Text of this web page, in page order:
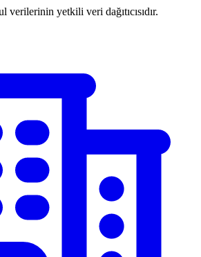
verilerinin yetkili veri dağıtıcısıdır.